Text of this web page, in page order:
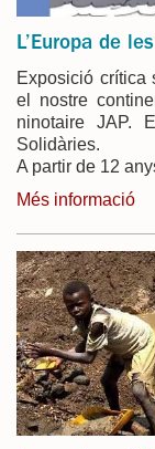
L’Europa de
Exposició crítica
el nostre
ninotaire JAP.
Solidàries.
A partir de 12
Més informació